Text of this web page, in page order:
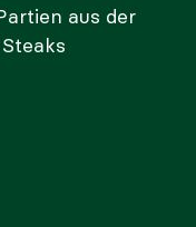
aus der